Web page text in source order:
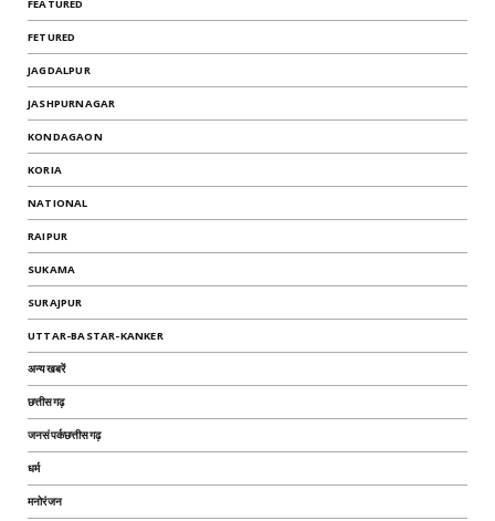
FEATURED
FETURED
JAGDALPUR
JASHPURNAGAR
KONDAGAON
KORIA
NATIONAL
RAIPUR
SUKAMA
SURAJPUR
UTTAR-BASTAR-KANKER
अन्यखबरें
छत्तीसगढ़
जनसंपर्कछत्तीसगढ़
धर्म
मनोरंजन